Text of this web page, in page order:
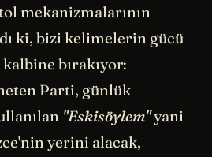
mekanizmalarının
ki, bizi kelimelerin gücü
bırakıyor:
Parti, günlük
"Eskisöylem"yani
yerini alacak,